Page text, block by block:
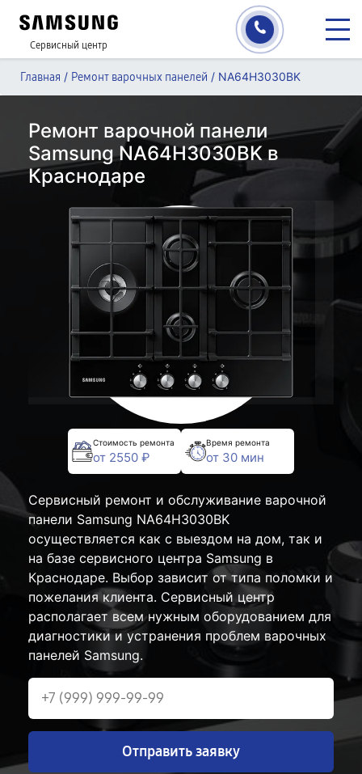
Сервисный центр
Главная / Ремонт варочных панелей / NA64H3030BK
Ремонт варочной панели
Samsung NA64H3030BK в
Краснодаре
Стоимость ремонта
от 2550 ₽
Время ремонта
от 30 мин
Сервисный ремонт и обслуживание варочной
панели Samsung NA64H3030BK
осуществляется как с выездом на дом, так и
на базе сервисного центра Samsung в
Краснодаре. Выбор зависит от типа поломки и
пожелания клиента. Сервисный центр
располагает всем нужным оборудованием для
диагностики и устранения проблем варочных
панелей Samsung.
Отправить заявку